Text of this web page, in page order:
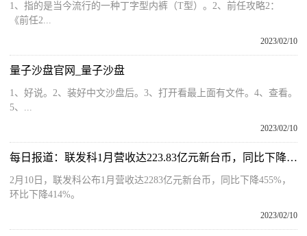
1、指的是当今流行的一种丁字型内裤（T型）。2、前任攻略2：
《前任2...
2023/02/10
量子沙盘官网_量子沙盘
1、好说。2、装好中文沙盘后。3、打开看最上面有文件。4、查看。
5、...
2023/02/10
每日报道：联发科1月营收达223.83亿元新台币，同比下降48.55%
2月10日，联发科公布1月营收达2283亿元新台币，同比下降455%，
环比下降414%。
2023/02/10